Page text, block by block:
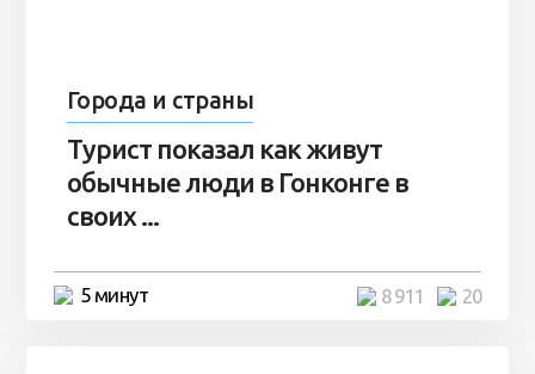
Города и страны
Турист показал как живут
обычные люди в Гонконге в
своих ...
5 минут 20
8 911